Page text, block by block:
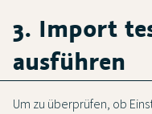
3. Import
ausführen
Um zu überprüfen, ob